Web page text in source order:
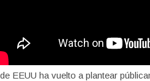
EEUU ha vuelto a plantear